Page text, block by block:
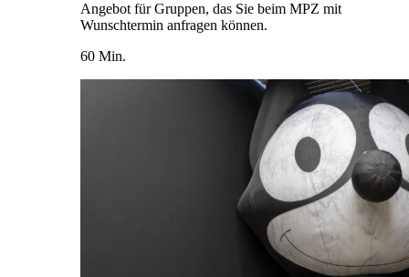
Angebot für Gruppen, das Sie beim MPZ mit
Wunschtermin anfragen können.
60 Min.